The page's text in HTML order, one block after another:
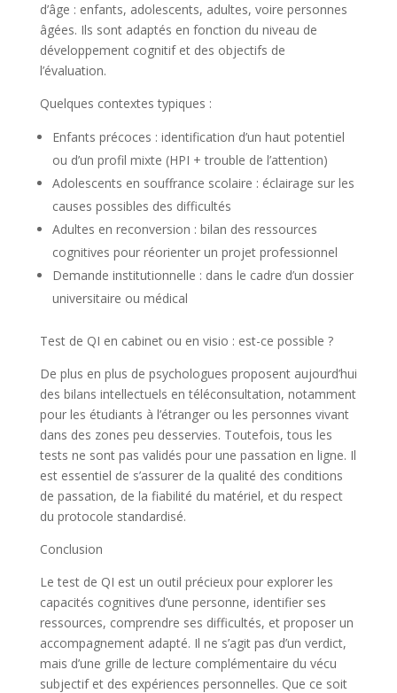
d’âge : enfants, adolescents, adultes, voire personnes
âgées. Ils sont adaptés en fonction du niveau de
développement cognitif et des objectifs de
l’évaluation.
Quelques contextes typiques :
Enfants précoces : identification d’un haut potentiel
ou d’un profil mixte (HPI + trouble de l’attention)
Adolescents en souffrance scolaire : éclairage sur les
causes possibles des difficultés
Adultes en reconversion : bilan des ressources
cognitives pour réorienter un projet professionnel
Demande institutionnelle : dans le cadre d’un dossier
universitaire ou médical
Test de QI en cabinet ou en visio : est-ce possible ?
De plus en plus de psychologues proposent aujourd’hui
des bilans intellectuels en téléconsultation, notamment
pour les étudiants à l’étranger ou les personnes vivant
dans des zones peu desservies. Toutefois, tous les
tests ne sont pas validés pour une passation en ligne. Il
est essentiel de s’assurer de la qualité des conditions
de passation, de la fiabilité du matériel, et du respect
du protocole standardisé.
Conclusion
Le test de QI est un outil précieux pour explorer les
capacités cognitives d’une personne, identifier ses
ressources, comprendre ses difficultés, et proposer un
accompagnement adapté. Il ne s’agit pas d’un verdict,
mais d’une grille de lecture complémentaire du vécu
subjectif et des expériences personnelles. Que ce soit